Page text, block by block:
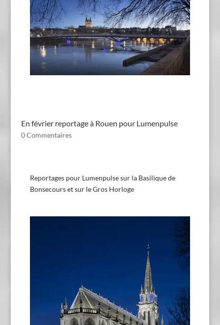
En février reportage à Rouen pour Lumenpulse
0 Commentaires
Reportages pour Lumenpulse sur la Basilique de
Bonsecours et sur le Gros Horloge